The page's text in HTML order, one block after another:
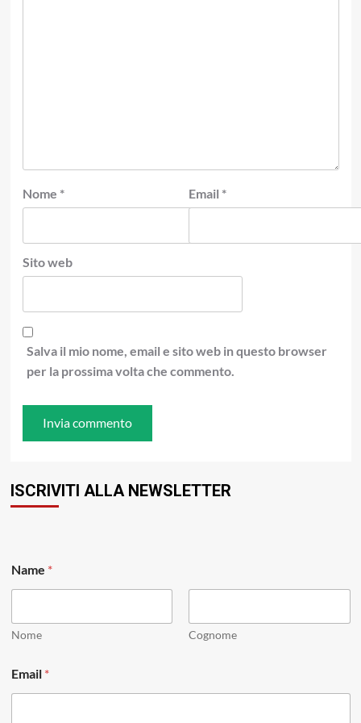
Nome * Email *
Sito web
Salva il mio nome, email e sito web in questo browser
per la prossima volta che commento.
ISCRIVITI ALLA NEWSLETTER
Name *
Nome Cognome
m
a
Email *